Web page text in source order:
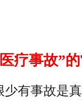
疗事故”
少有事故是